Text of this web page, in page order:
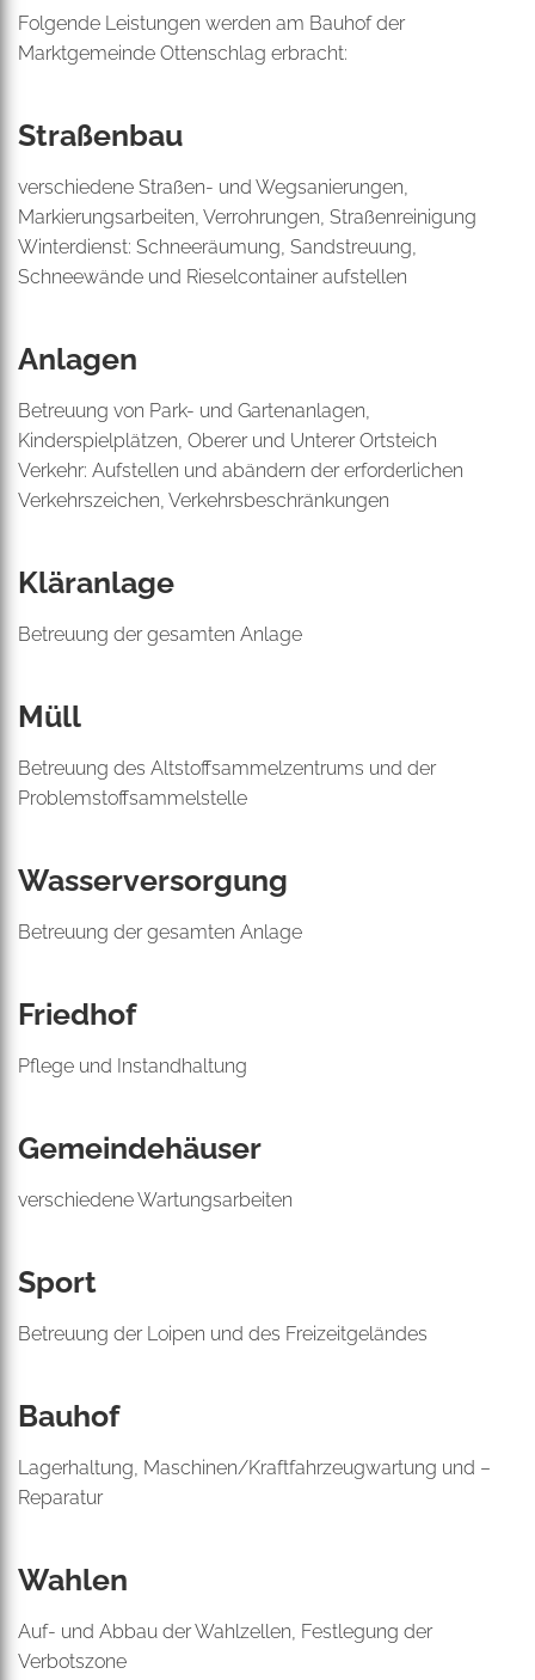
Folgende Leistungen werden am Bauhof der
Marktgemeinde Ottenschlag erbracht:
Straßenbau
verschiedene Straßen- und Wegsanierungen,
Markierungsarbeiten, Verrohrungen, Straßenreinigung
Winterdienst: Schneeräumung, Sandstreuung,
Schneewände und Rieselcontainer aufstellen
Anlagen
Betreuung von Park- und Gartenanlagen,
Kinderspielplätzen, Oberer und Unterer Ortsteich
Verkehr: Aufstellen und abändern der erforderlichen
Verkehrszeichen, Verkehrsbeschränkungen
Kläranlage
Betreuung der gesamten Anlage
Müll
Betreuung des Altstoffsammelzentrums und der
Problemstoffsammelstelle
Wasserversorgung
Betreuung der gesamten Anlage
Friedhof
Pflege und Instandhaltung
Gemeindehäuser
verschiedene Wartungsarbeiten
Sport
Betreuung der Loipen und des Freizeitgeländes
Bauhof
Lagerhaltung, Maschinen/Kraftfahrzeugwartung und –
Reparatur
Wahlen
Auf- und Abbau der Wahlzellen, Festlegung der
Verbotszone